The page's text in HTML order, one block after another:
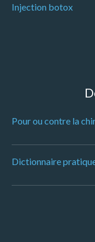
Injection botox
Pour ou contre la
Dictionnaire